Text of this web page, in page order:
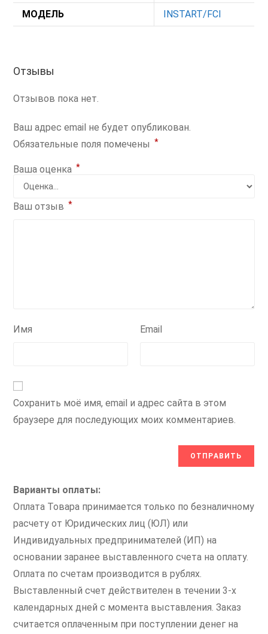
МОДЕЛЬ INSTART/FCI
Отзывы
Отзывов пока нет.
Ваш адрес email не будет опубликован.
Обязательные поля помечены *
Ваша оценка *
Ваш отзыв *
Имя Email
Сохранить моё имя, email и адрес сайта в этом
браузере для последующих моих комментариев.
Варианты оплаты:
Оплата Товара принимается только по безналичному
расчету от Юридических лиц (ЮЛ) или
Индивидуальных предпринимателей (ИП) на
основании заранее выставленного счета на оплату.
Оплата по счетам производится в рублях.
Выставленный счет действителен в течении 3-х
календарных дней с момента выставления. Заказ
считается оплаченным при поступлении денег на